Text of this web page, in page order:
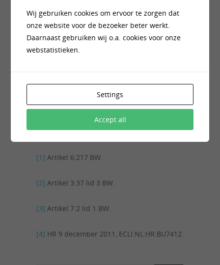
verkoop van de woning is het goed je te
realiseren dat een ‘voorlopig koopcontract’
ook een volwaardige overeenkomst is
waaraan je gebonden bent. Laat je dus niet
term ziet op de ontbindende voorwaarden
die partijen kunnen opnemen in de
koopovereenkomst, zoals het
financieringsvoorbehoud.
=====
[1] Artikel 6:217 BW.
[2] Artikel 3:37 lid 3 BW.
[3] Artikel 7:2 lid 1 BW.
[4] HR 9 december 2011, ECLI:NL:HR:BU7412.
Wij gebruiken cookies om ervoor te zorgen dat
onze website voor de bezoeker beter werkt.
Daarnaast gebruiken wij o.a. cookies voor onze
webstatistieken.
Settings
Accept all